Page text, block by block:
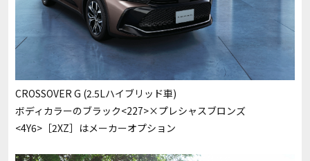
CROSSOVER G (2.5Lハイブリッド車)
ボディカラーのブラック<227>×プレシャスブロンズ
<4Y6>［2XZ］はメーカーオプション